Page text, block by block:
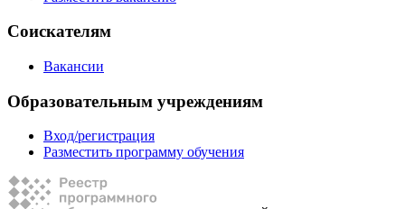
Соискателям
Вакансии
Образовательным учреждениям
Вход/регистрация
Разместить программу обучения